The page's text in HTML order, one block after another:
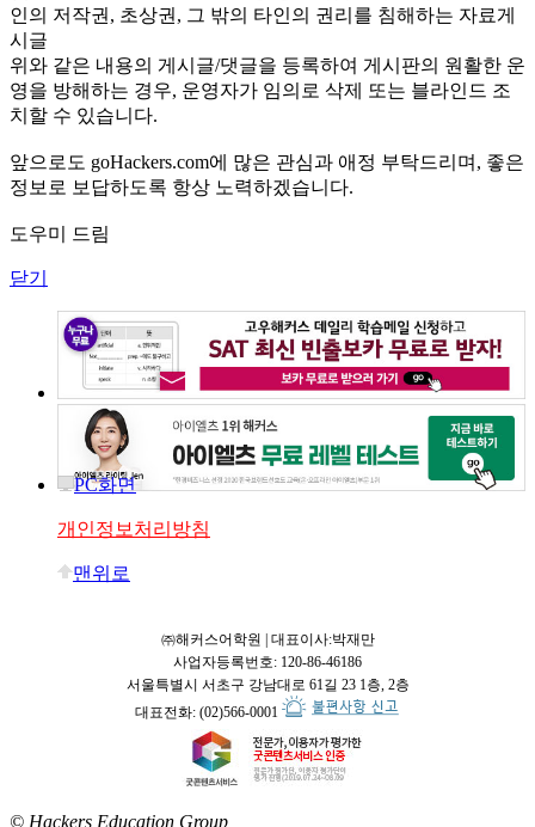
인의 저작권, 초상권, 그 밖의 타인의 권리를 침해하는 자료게
시글
위와 같은 내용의 게시글/댓글을 등록하여 게시판의 원활한 운
영을 방해하는 경우, 운영자가 임의로 삭제 또는 블라인드 조
치할 수 있습니다.
앞으로도 goHackers.com에 많은 관심과 애정 부탁드리며, 좋은
정보로 보답하도록 항상 노력하겠습니다.
도우미 드림
닫기
PC화면
개인정보처리방침
맨위로
㈜해커스어학원 | 대표이사:박재만
사업자등록번호: 120-86-46186
서울특별시 서초구 강남대로 61길 23 1층, 2층
대표전화: (02)566-0001
© Hackers Education Group